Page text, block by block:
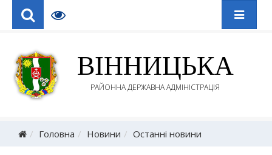
ВІННИЦЬКА
РАЙОННА ДЕРЖАВНА АДМІНІСТРАЦІЯ
Головна Новини Останні новини